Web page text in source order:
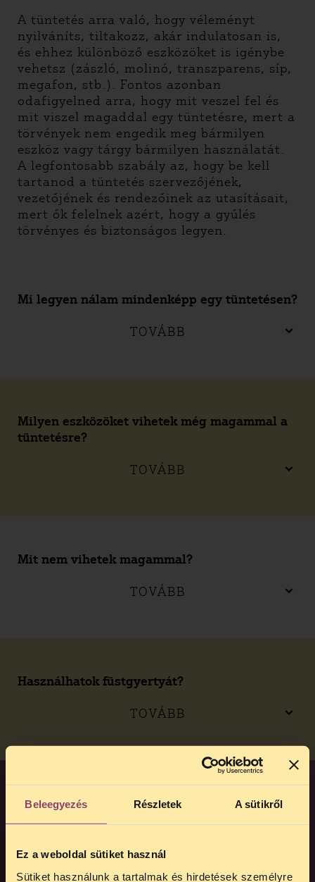
Beleegyezés Részletek A sütikről
Ez a weboldal sütiket használ
Sütiket használunk a tartalmak és hirdetések személyre
A tüntetés arra való, hogy véleményt
nyilváníts, tiltakozz, akár indulatosan is,
és ehhez különböző eszközöket is igénybe
vehetsz (zászló, molinó, transzparens, síp,
megafon, stb.). Fontos azonban
odafigyelned arra, hogy mit veszel fel és
mit viszel magaddal egy tüntetésre, mert a
törvények nem engedik meg bármilyen
eszköz vagy tárgy bármilyen használatát.
A legfontosabb szabály az, hogy be kell
tartanod a tüntetés szervezőjének,
vezetőjének és rendezőinek az utasításait,
mert ők felelnek azért, hogy a gyűlés
törvényes és biztonságos legyen.
Mi legyen nálam mindenképp egy tüntetésen?
TOVÁBB
Milyen eszközöket vihetek még magammal a
tüntetésre?
TOVÁBB
Mit nem vihetek magammal?
TOVÁBB
Használhatok füstgyertyát?
TOVÁBB
HASZNOS VOLT SZÁMODRA
TÁJÉKOZTATÓNK? SEGÍTS
EGYSZERI ADOMÁNNYAL
HOGY MÉG TÖBBET